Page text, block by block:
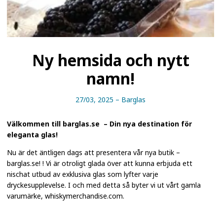
Ny hemsida och nytt
namn!
27/03, 2025 – Barglas
Välkommen till barglas.se – Din nya destination för
eleganta glas!
Nu är det äntligen dags att presentera vår nya butik –
barglas.se! ! Vi är otroligt glada över att kunna erbjuda ett
nischat utbud av exklusiva glas som lyfter varje
dryckesupplevelse. I och med detta så byter vi ut vårt gamla
varumärke, whiskymerchandise.com.